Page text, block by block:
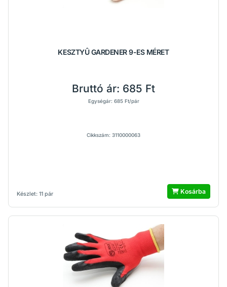
KESZTYÛ GARDENER 9-ES MÉRET
Készlet: 11 pár
Bruttó ár: 685 Ft
Egységár: 685 Ft/pár
Cikkszám: 3110000063
Kosárba